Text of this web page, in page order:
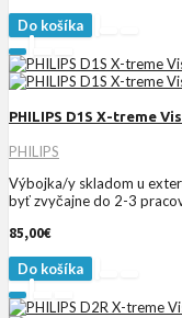
Do košíka
PHILIPS D1S X-treme
PHILIPS
Výbojka/y skladom u
byť zvyčajne do 2-3
85,00€
Do košíka